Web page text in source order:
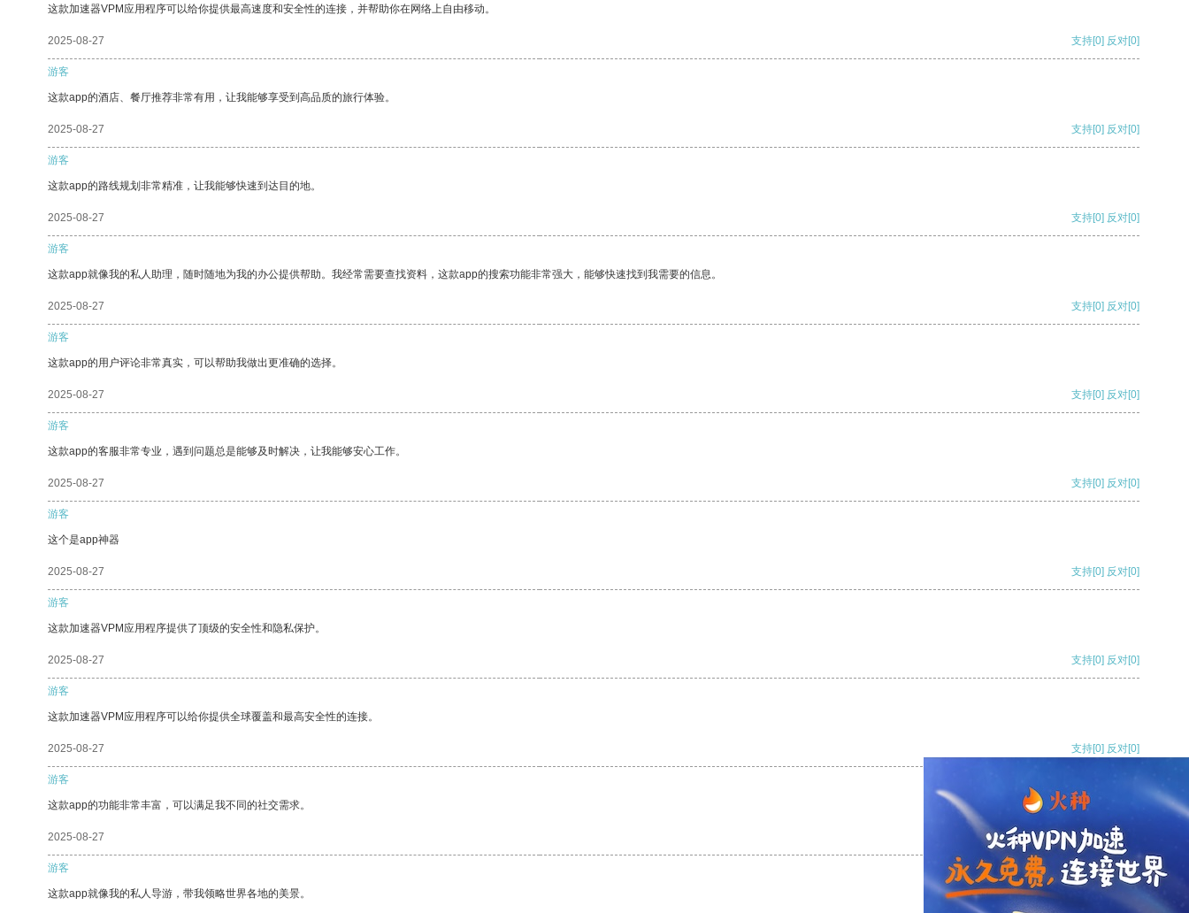
这款加速器VPM应用程序可以给你提供最高速度和安全性的连接，并帮助你在网络上自由移动。
2025-08-27 支持[0] 反对[0]
游客
这款app的酒店、餐厅推荐非常有用，让我能够享受到高品质的旅行体验。
2025-08-27 支持[0] 反对[0]
游客
这款app的路线规划非常精准，让我能够快速到达目的地。
2025-08-27 支持[0] 反对[0]
游客
这款app就像我的私人助理，随时随地为我的办公提供帮助。我经常需要查找资料，这款app的搜索功能非常强大，能够快速找到我需要的信息。
2025-08-27 支持[0] 反对[0]
游客
这款app的用户评论非常真实，可以帮助我做出更准确的选择。
2025-08-27 支持[0] 反对[0]
游客
这款app的客服非常专业，遇到问题总是能够及时解决，让我能够安心工作。
2025-08-27 支持[0] 反对[0]
游客
这个是app神器
2025-08-27 支持[0] 反对[0]
游客
这款加速器VPM应用程序提供了顶级的安全性和隐私保护。
2025-08-27 支持[0] 反对[0]
游客
这款加速器VPM应用程序可以给你提供全球覆盖和最高安全性的连接。
2025-08-27 支持[0] 反对[0]
游客
这款app的功能非常丰富，可以满足我不同的社交需求。
2025-08-27 支持[0] 反对
游客
这款app就像我的私人导游，带我领略世界各地的美景。